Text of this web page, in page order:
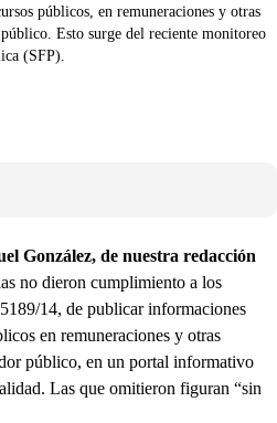
públicos, en remuneraciones y otras
Esto surge del reciente monitoreo
(SFP).
González, de nuestra redacción
no dieron cumplimiento a los
14, de publicar informaciones
en remuneraciones y otras
público, en un portal informativo
Las que omitieron figuran “sin